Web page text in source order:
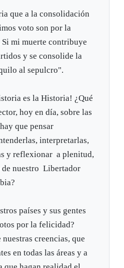
que a la consolidación
voto son por la
mi muerte contribuye
y se consolide la
al sepulcro".
es la Historia! ¿Qué
hoy en día, sobre las
que pensar
interpretarlas,
y reflexionar a plenitud,
de nuestro Libertador
países y sus gentes
por la felicidad?
creencias, que
en todas las áreas y a